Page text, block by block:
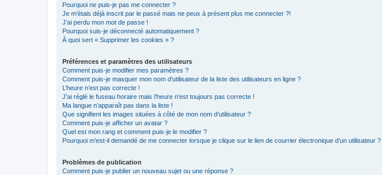
Pourquoi ne puis-je pas me connecter ?
Je m’étais déjà inscrit par le passé mais ne peux à présent plus me connecter ?!
J’ai perdu mon mot de passe !
Pourquoi suis-je déconnecté automatiquement ?
À quoi sert « Supprimer les cookies » ?
Préférences et paramètres des utilisateurs
Comment puis-je modifier mes paramètres ?
Comment puis-je masquer mon nom d’utilisateur de la liste des utilisateurs en ligne ?
L’heure n’est pas correcte !
J’ai réglé le fuseau horaire mais l’heure n’est toujours pas correcte !
Ma langue n’apparaît pas dans la liste !
Que signifient les images situées à côté de mon nom d’utilisateur ?
Comment puis-je afficher un avatar ?
Quel est mon rang et comment puis-je le modifier ?
Pourquoi m’est-il demandé de me connecter lorsque je clique sur le lien de courrier électronique d’un utilisateur ?
Problèmes de publication
Comment puis-je publier un nouveau sujet ou une réponse ?